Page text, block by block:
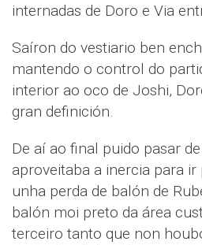
internadas de Doro e Via
Saíron do vestiario ben
mantendo o control do
interior ao oco de Joshi,
gran definición.
De aí ao final puido pasar
aproveitaba a inercia para
unha perda de balón de
balón moi preto da área
terceiro tanto que non